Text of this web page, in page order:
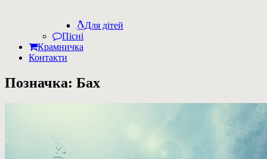
Для дітей
Пісні
Крамничка
Контакти
Позначка: Бах